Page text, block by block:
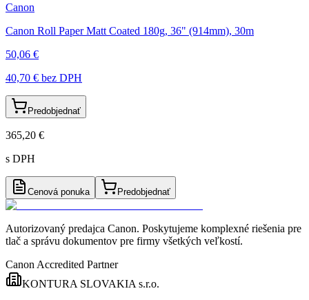
Canon
Canon Roll Paper Matt Coated 180g, 36" (914mm), 30m
50,06 €
40,70 € bez DPH
Predobjednať
365,20 €
s DPH
Cenová ponuka Predobjednať
Autorizovaný predajca Canon. Poskytujeme komplexné riešenia pre
tlač a správu dokumentov pre firmy všetkých veľkostí.
Canon Accredited Partner
KONTURA SLOVAKIA s.r.o.